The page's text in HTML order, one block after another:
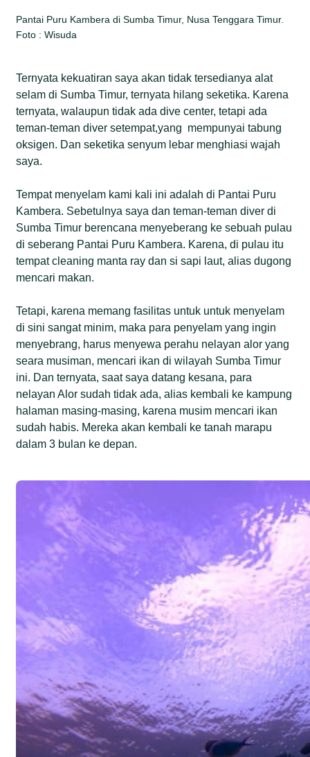
Pantai Puru Kambera di Sumba Timur, Nusa Tenggara Timur.
Foto : Wisuda
Ternyata kekuatiran saya akan tidak tersedianya alat
selam di Sumba Timur, ternyata hilang seketika. Karena
ternyata, walaupun tidak ada dive center, tetapi ada
teman-teman diver setempat,yang mempunyai tabung
oksigen. Dan seketika senyum lebar menghiasi wajah
saya.
Tempat menyelam kami kali ini adalah di Pantai Puru
Kambera. Sebetulnya saya dan teman-teman diver di
Sumba Timur berencana menyeberang ke sebuah pulau
di seberang Pantai Puru Kambera. Karena, di pulau itu
tempat cleaning manta ray dan si sapi laut, alias dugong
mencari makan.
Tetapi, karena memang fasilitas untuk untuk menyelam
di sini sangat minim, maka para penyelam yang ingin
menyebrang, harus menyewa perahu nelayan alor yang
seara musiman, mencari ikan di wilayah Sumba Timur
ini. Dan ternyata, saat saya datang kesana, para
nelayan Alor sudah tidak ada, alias kembali ke kampung
halaman masing-masing, karena musim mencari ikan
sudah habis. Mereka akan kembali ke tanah marapu
dalam 3 bulan ke depan.